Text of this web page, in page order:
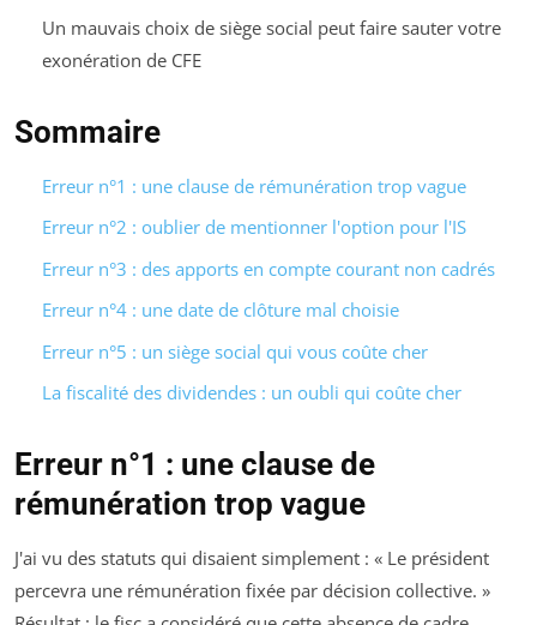
Un mauvais choix de siège social peut faire sauter votre
exonération de CFE
Sommaire
Erreur n°1 : une clause de rémunération trop vague
Erreur n°2 : oublier de mentionner l'option pour l'IS
Erreur n°3 : des apports en compte courant non cadrés
Erreur n°4 : une date de clôture mal choisie
Erreur n°5 : un siège social qui vous coûte cher
La fiscalité des dividendes : un oubli qui coûte cher
Erreur n°1 : une clause de
rémunération trop vague
J'ai vu des statuts qui disaient simplement : « Le président
percevra une rémunération fixée par décision collective. »